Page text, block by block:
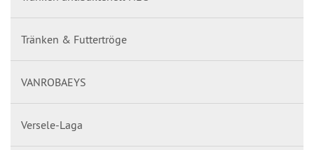
Tränken & Futtertröge
VANROBAEYS
Versele-Laga